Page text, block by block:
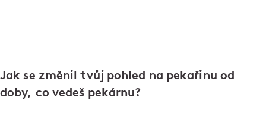
Jak se změnil tvůj pohled na pekařinu od
doby, co vedeš pekárnu?